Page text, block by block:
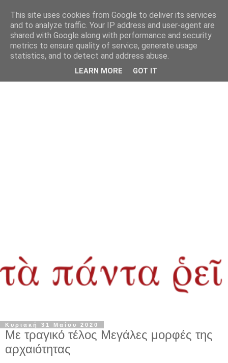
Κυριακή 31 Μαΐου 2020
Με τραγικό τέλος Μεγάλες μορφές της
αρχαιότητας
This site uses cookies from Google to deliver its services
and to analyze traffic. Your IP address and user-agent are
shared with Google along with performance and security
metrics to ensure quality of service, generate usage
statistics, and to detect and address abuse.
LEARN MORE GOT IT